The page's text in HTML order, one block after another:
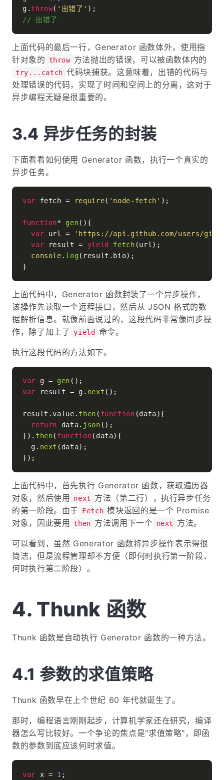
g.throw( '出错了'
// 出错了
上面代码的最后一行，Generator 函数体外，使用指
针对象的 throw 方法抛出的错误，可以被函数体内的
try...catch 代码块捕获。这意味着，出错的代码与
处理错误的代码，实现了时间和空间上的分离，这对于
异步编程无疑是很重要的。
异步任务的封装
下面看看如何使用 Generator 函数，执行一个真实的
异步任务。
var fetch = require( 'node-fetch' );
function* gen( ){
var url =
'https://api.github.com/users/
var result = yield fetch (url);
console . log(result. bio);
上面代码中，Generator 函数封装了一个异步操作，
该操作先读取一个远程接口，然后从 JSON 格式的数
据解析信息。就像前面说过的，这段代码非常像同步操
作，除了加上了 yield 命令。
执行这段代码的方法如下。
var g = gen
var result = g. next ();
result.value . then ( function (data){
return data. json ();
}). then( function( data){
  g.
next (data);
上面代码中，首先执行 Generator 函数，获取遍历器
对象，然后使用 next
方法（第二行），执行异步任务
的第一阶段。由于 Fetch 模块返回的是一个 Promise
对象，因此要用 then 方法调用下一个 next 方法。
可以看到，虽然 Generator 函数将异步操作表示得很
简洁，但是流程管理却不方便（即何时执行第一阶段、
何时执行第二阶段）。
Thunk 函数
Thunk 函数是自动执行 Generator 函数的一种方法。
参数的求值策略
Thunk 函数早在上个世纪 60 年代就诞生了。
那时，编程语言刚刚起步，计算机学家还在研究，编译
器怎么写比较好。一个争论的焦点是"求值策略"，即函
数的参数到底应该何时求值。
var x = 1 ;